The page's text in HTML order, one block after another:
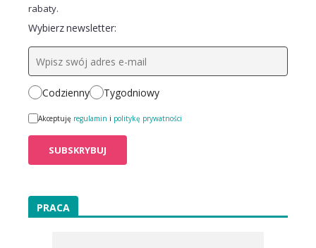
rabaty.
Wybierz newsletter:
Codzienny Tygodniowy
Akceptuję regulamin i politykę prywatności
PRACA